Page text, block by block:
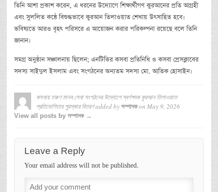
তিনি আশা প্রকাশ করেন, এ ধরনের উদ্যোগে শিক্ষার্থীগণ কুরআনের প্রতি আগ্রহী
এবং সুললিত কন্ঠে বিশুদ্ধভাবে কুরআন তিলাওয়াত শেখায় উৎসাহিত হবে।
ভবিষ্যতে আরও বৃহৎ পরিসরে এ আয়োজন করার পরিকল্পনা রয়েছে বলে তিনি
জানান।
সমগ্র অনুষ্ঠান সঞ্চালনায় ছিলেন; এনটিভির কসবা প্রতিনিধি ও কসবা প্রেসক্লাবের
সদস্য সাইদুল ইসলাম এবং সংগঠনের অন্যতম সদস্য মো. আতিক হোসাইন।
কসবায় তরুণ মানব সেবা সংগঠনের উদ্যোগে স্বর্ণপদক কুরআন তিলাওয়াত
প্রতিযোগিতার পুরস্কার বিতরণadded by সম্পাদকon May 9, 2026
View all posts by সম্পাদক →
Leave a Reply
Your email address will not be published.